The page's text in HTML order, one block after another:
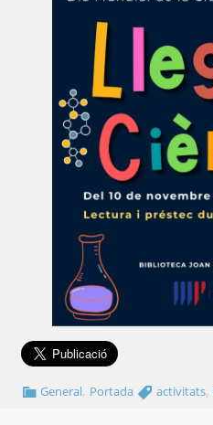
General, Portada activitats,